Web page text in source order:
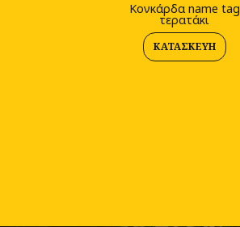
Κονκάρδα name tag
τερατάκι
ΚΑΤΑΣΚΕΥΉ